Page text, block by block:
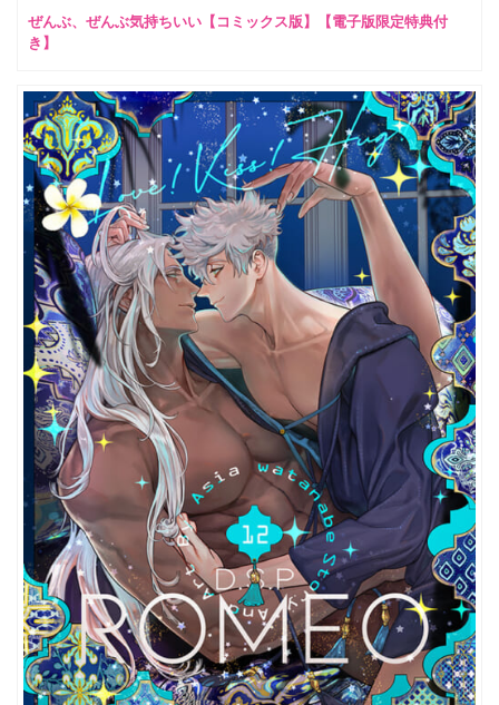
ぜんぶ、ぜんぶ気持ちいい【コミックス版】【電子版限定特典付
き】